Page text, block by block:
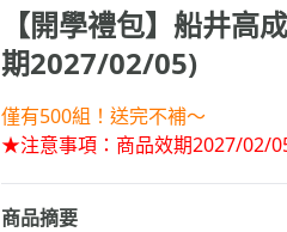
【開學禮包】船井
期2027/02/05)
僅有500組！送完不補～
★注意事項：商品效期2027/02/
商品摘要